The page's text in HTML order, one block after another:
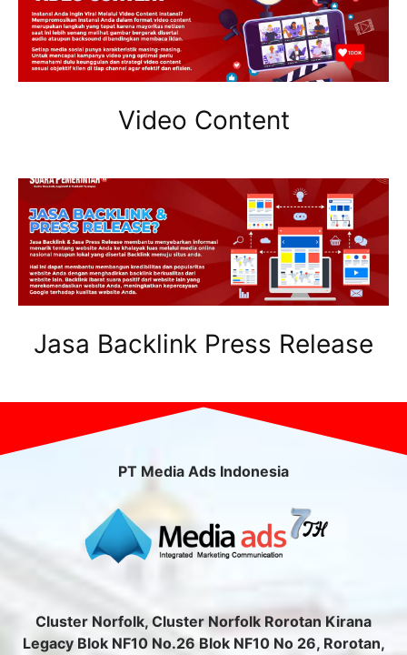
Video Content
Jasa Backlink Press Release
PT Media Ads Indonesia
Cluster Norfolk, Cluster Norfolk Rorotan Kirana
Legacy Blok NF10 No.26 Blok NF10 No 26, Rorotan,